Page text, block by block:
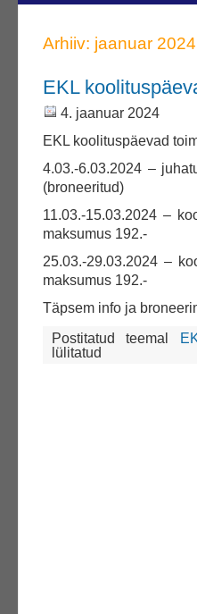
Arhiiv: jaanuar 2024
EKL
4. jaanuar 2024
EKL koolituspäevad
4.03.-6.03.2024 –
(broneeritud)
11.03.-15.03.2024 –
maksumus 192.-
25.03.-29.03.2024 –
maksumus 192.-
Täpsem info ja
Postitatud teemal
lülitatud